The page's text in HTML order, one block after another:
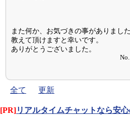
また何か、お気づきの事がありました
教えて頂けますと幸いです。
ありがとうございました。
全て 更新
[PR]リアルタイムチャットなら安心